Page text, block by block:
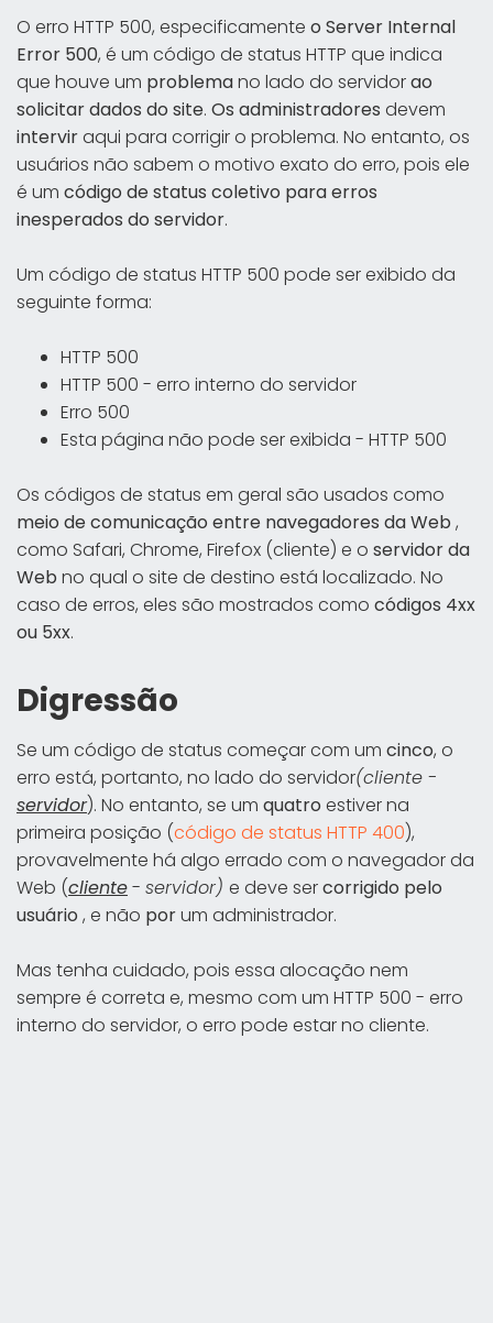
O erro HTTP 500, especificamente o Server Internal
Error 500, é um código de status HTTP que indica
que houve um problemano lado do servidorao
solicitar dados do site. Os administradores devem
interviraqui para corrigir o problema. No entanto, os
usuários não sabem o motivo exato do erro, pois ele
é um código de status coletivo para erros
inesperados do servidor.
Um código de status HTTP 500 pode ser exibido da
seguinte forma:
HTTP 500
HTTP 500 - erro interno do servidor
Erro 500
Esta página não pode ser exibida - HTTP 500
Os códigos de status em geral são usados como
meio de comunicação entre navegadores da Web ,
como Safari, Chrome, Firefox (cliente) e o servidor da
Web no qual o site de destino está localizado. No
caso de erros, eles são mostrados como códigos 4xx
ou 5xx.
Digressão
Se um código de status começar com um cinco, o
erro está, portanto, no lado do servidor(cliente -
servidor). No entanto, se um quatro estiver na
primeira posição (código de status HTTP 400),
provavelmente há algo errado com o navegador da
Web (cliente- servidor) e deve sercorrigido pelo
usuário , e não porum administrador.
Mas tenha cuidado, pois essa alocação nem
sempre é correta e, mesmo com um HTTP 500 - erro
interno do servidor, o erro pode estar no cliente.